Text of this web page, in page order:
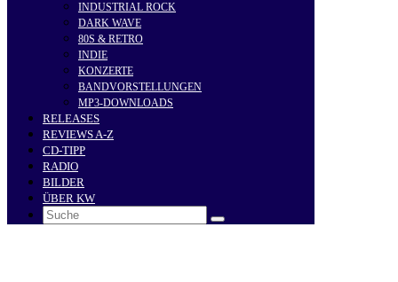
INDUSTRIAL ROCK
DARK WAVE
80S & RETRO
INDIE
KONZERTE
BANDVORSTELLUNGEN
MP3-DOWNLOADS
RELEASES
REVIEWS A-Z
CD-TIPP
RADIO
BILDER
ÜBER KW
Search